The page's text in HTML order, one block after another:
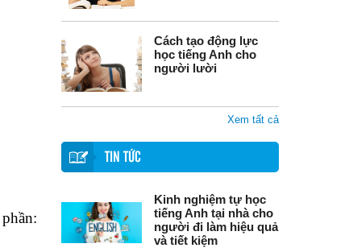
Cách tạo động lực
học tiếng Anh cho
người lười
Xem tất cả
TIN TỨC
Kinh nghiệm tự học
tiếng Anh tại nhà cho
người đi làm hiệu quả
và tiết kiệm